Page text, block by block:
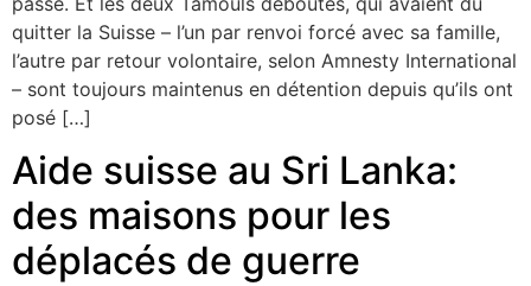
quitter la Suisse – l’un par renvoi forcé avec sa famille,
l’autre par retour volontaire, selon Amnesty International
– sont toujours maintenus en détention depuis qu’ils ont
posé […]
Aide suisse au Sri Lanka:
des maisons pour les
déplacés de guerre